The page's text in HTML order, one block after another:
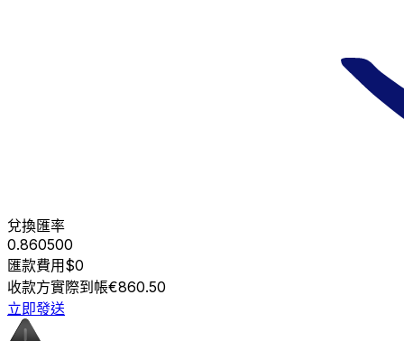
兌換匯率
0.860500
匯款費用$0
收款方實際到帳€860.50
立即發送